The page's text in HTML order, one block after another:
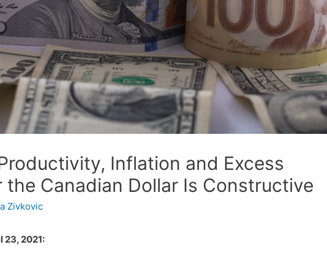
Inflation and Excess
Canadian Dollar Is Constructive
Zivkovic
23, 2021: